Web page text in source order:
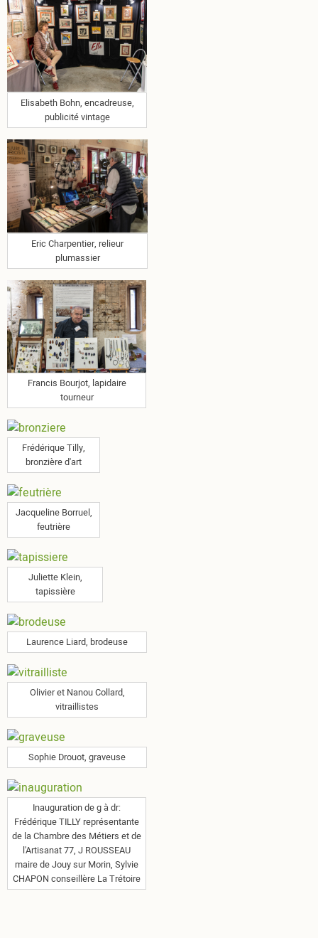
Elisabeth Bohn, encadreuse,
publicité vintage
Eric Charpentier, relieur
plumassier
Francis Bourjot, lapidaire
tourneur
Frédérique Tilly,
bronzière d'art
Jacqueline Borruel,
feutrière
Juliette Klein,
tapissière
Laurence Liard, brodeuse
Olivier et Nanou Collard,
vitraillistes
Sophie Drouot, graveuse
Inauguration de g à dr:
Frédérique TILLY représentante
de la Chambre des Métiers et de
l'Artisanat 77, J ROUSSEAU
maire de Jouy sur Morin, Sylvie
CHAPON conseillère La Trétoire